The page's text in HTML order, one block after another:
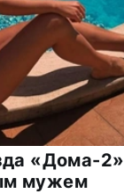
«Дома-2»
мужем